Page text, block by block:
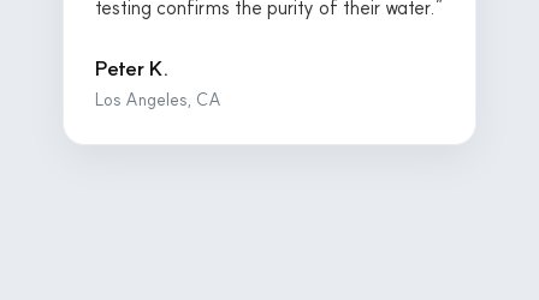
testing confirms the purity of their water.”
Peter K.
Los Angeles, CA